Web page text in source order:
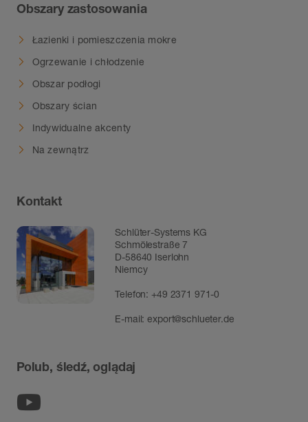
Obszary zastosowania
Łazienki i pomieszczenia mokre
Ogrzewanie i chłodzenie
Obszar podłogi
Obszary ścian
Indywidualne akcenty
Na zewnątrz
Kontakt
Schlüter-Systems KG
Schmölestraße 7
D-58640 Iserlohn
Niemcy
Telefon:+49 2371 971-0
E-mail:export@schlueter.de
Polub, śledź, oglądaj